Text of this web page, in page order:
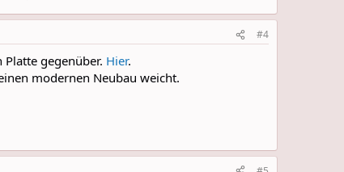
#4
gegenüber. Hier.
modernen Neubau weicht.